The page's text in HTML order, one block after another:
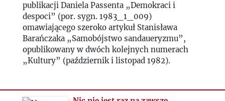
publikacji Daniela Passenta „Demokraci i
despoci” (por. sygn. 1983_1_009)
omawiającego szeroko artykuł Stanisława
Barańczaka „Samobójstwo sandaueryzmu”,
opublikowany w dwóch kolejnych numerach
„Kultury” (październik i listopad 1982).